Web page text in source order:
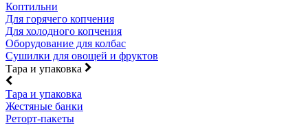
Коптильни
Для горячего копчения
Для холодного копчения
Оборудование для колбас
Сушилки для овощей и фруктов
Тара и упаковка
Тара и упаковка
Жестяные банки
Реторт-пакеты